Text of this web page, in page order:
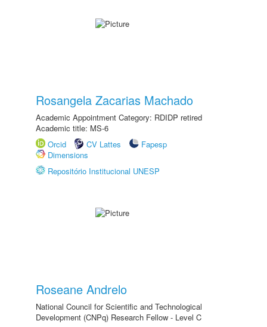
Rosangela Zacarias Machado
Academic Appointment Category: RDIDP retired
Academic title: MS-6
Orcid
CV Lattes
Fapesp
Dimensions
Repositório Institucional UNESP
Roseane Andrelo
National Council for Scientific and Technological
Development (CNPq) Research Fellow - Level C